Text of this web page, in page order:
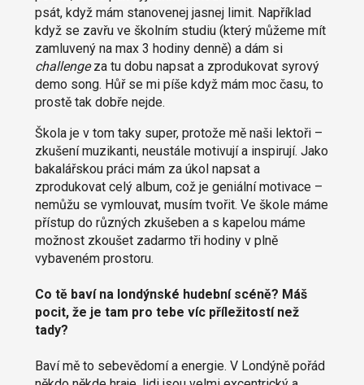
psát, když mám stanovenej jasnej limit. Například
když se zavřu ve školním studiu (který můžeme mít
zamluvený na max 3 hodiny denně) a dám si
challengeza tu dobu napsat a zprodukovat syrový
demo song. Hůř se mi píše když mám moc času, to
prostě tak dobře nejde.
Škola je v tom taky super, protože mě naši lektoři –
zkušení muzikanti, neustále motivují a inspirují. Jako
bakalářskou práci mám za úkol napsat a
zprodukovat celý album, což je geniální motivace –
nemůžu se vymlouvat, musím tvořit. Ve škole máme
přístup do různých zkušeben a s kapelou máme
možnost zkoušet zadarmo tři hodiny v plně
vybaveném prostoru.
Co tě baví na londýnské hudební scéně? Máš
pocit, že je tam pro tebe víc příležitostí než
tady?
Baví mě to sebevědomí a energie. V Londýně pořád